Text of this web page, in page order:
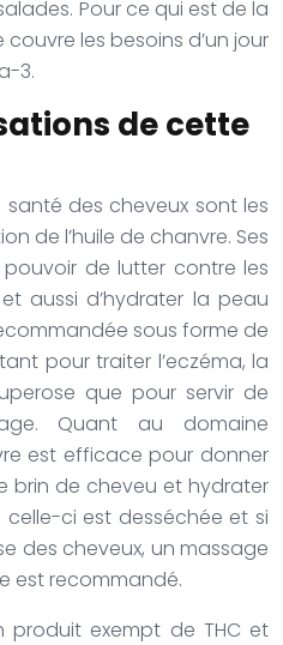
Pour ce qui est de la
les besoins d’un jour
3.
de cette
des cheveux sont les
de l’huile de chanvre. Ses
de lutter contre les
aussi d’hydrater la peau
sous forme de
pour traiter l’eczéma, la
que pour servir de
Quant au domaine
est efficace pour donner
brin de cheveu et hydrater
ci est desséchée et si
des cheveux, un massage
est recommandé.
produit exempt de THC et